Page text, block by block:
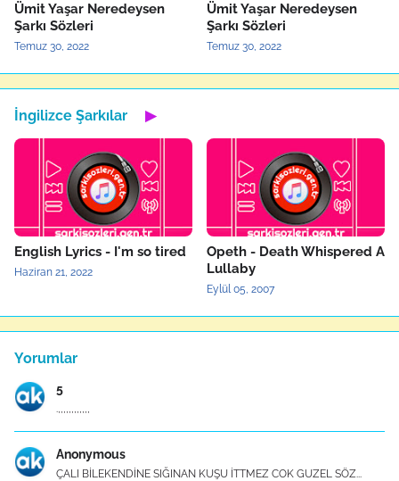
Ümit Yaşar Neredeysen
Şarkı Sözleri
Temuz 30, 2022
Ümit Yaşar Neredeysen
Şarkı Sözleri
Temuz 30, 2022
İngilizce Şarkılar ▶
English Lyrics - I'm so tired
Haziran 21, 2022
Opeth - Death Whispered A
Lullaby
Eylül 05, 2007
Yorumlar
5
.,,,,,,,,,,,,
Anonymous
ÇALI BİLEKENDİNE SIĞINAN KUŞU İTTMEZ COK GUZEL SÖZ...